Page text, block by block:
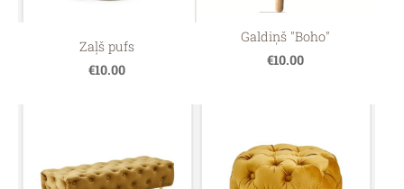
Zaļš pufs
€10.00
Galdiņš "Boho"
€10.00